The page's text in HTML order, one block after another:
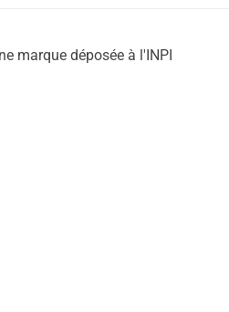
marque déposée à l'INPI